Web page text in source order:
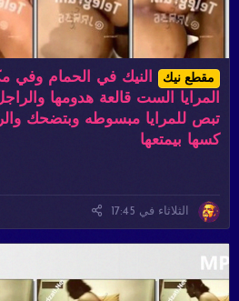
مقطع نيك
النيك في الحمام وفي
المرايا الست قالعة هدومها
تبص للمرايا مبسوطه وبتضحك
كسها بيمتعها
الثلاثاء في 17:45